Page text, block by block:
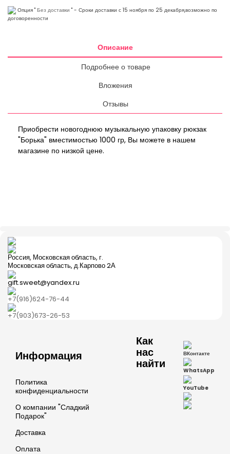
Опция " Без доставки " - Сроки доставки с 15 ноября по 25 декабря,возможно по
договоренности
Описание
Подробнее о товаре
Вложения
Отзывы
Приобрести новогоднюю музыкальную упаковку рюкзак
"Борька" вместимостью 1000 гр, Вы можете в нашем
магазине по низкой цене.
Россия, Московская область, г.
Московская область, д.Карпово 2А
gift.sweet@yandex.ru
+7(916)624-76-44
+7(903)673-26-53
Информация
Политика
конфиденциальности
О компании "Сладкий
Подарок"
Доставка
Оплата
Как
нас
найти
ВКонтакте
WhatsApp
YouTube